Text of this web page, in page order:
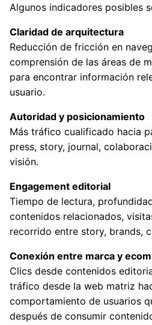
Algunos indicadores posibles
Claridad de arquitectura
Reducción de fricción en
comprensión de las áreas de
para encontrar información
usuario.
Autoridad y posicionamiento
Más tráfico cualificado hacia
press, story, journal,
visión.
Engagement editorial
Tiempo de lectura,
contenidos relacionados,
recorrido entre story, brands,
Conexión entre marca y
Clics desde contenidos
tráfico desde la web matriz
comportamiento de usuarios
después de consumir